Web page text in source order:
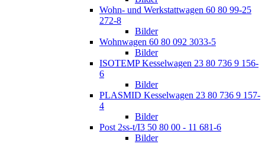
Wohn- und Werkstattwagen 60 80 99-25
272-8
Bilder
Wohnwagen 60 80 092 3033-5
Bilder
ISOTEMP Kesselwagen 23 80 736 9 156-
6
Bilder
PLASMID Kesselwagen 23 80 736 9 157-
4
Bilder
Post 2ss-t/I3 50 80 00 - 11 681-6
Bilder